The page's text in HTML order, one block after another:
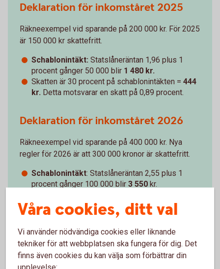
Deklaration för inkomståret 2025
Räkneexempel vid sparande på 200 000 kr. För 2025
är 150 000 kr skattefritt.
Schablonintäkt: Statslåneräntan 1,96 plus 1
procent gånger 50 000 blir 1 480 kr.
Skatten är 30 procent på schablonintäkten = 444
kr. Detta motsvarar en skatt på 0,89 procent.
Deklaration för inkomståret 2026
Räkneexempel vid sparande på 400 000 kr. Nya
regler för 2026 är att 300 000 kronor är skattefritt.
Schablonintäkt: Statslåneräntan 2,55 plus 1
procent gånger 100 000 blir 3 550 kr.
065 kr
. Detta motsvarar en skatt på 1,065
procent.
Våra cookies, ditt val
Vi använder nödvändiga cookies eller liknande
tekniker för att webbplatsen ska fungera för dig. Det
finns även cookies du kan välja som förbättrar din
upplevelse: